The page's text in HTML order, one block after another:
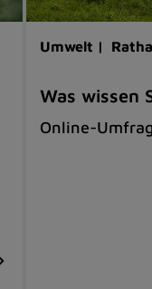
Umwelt |
Was wissen
Online-